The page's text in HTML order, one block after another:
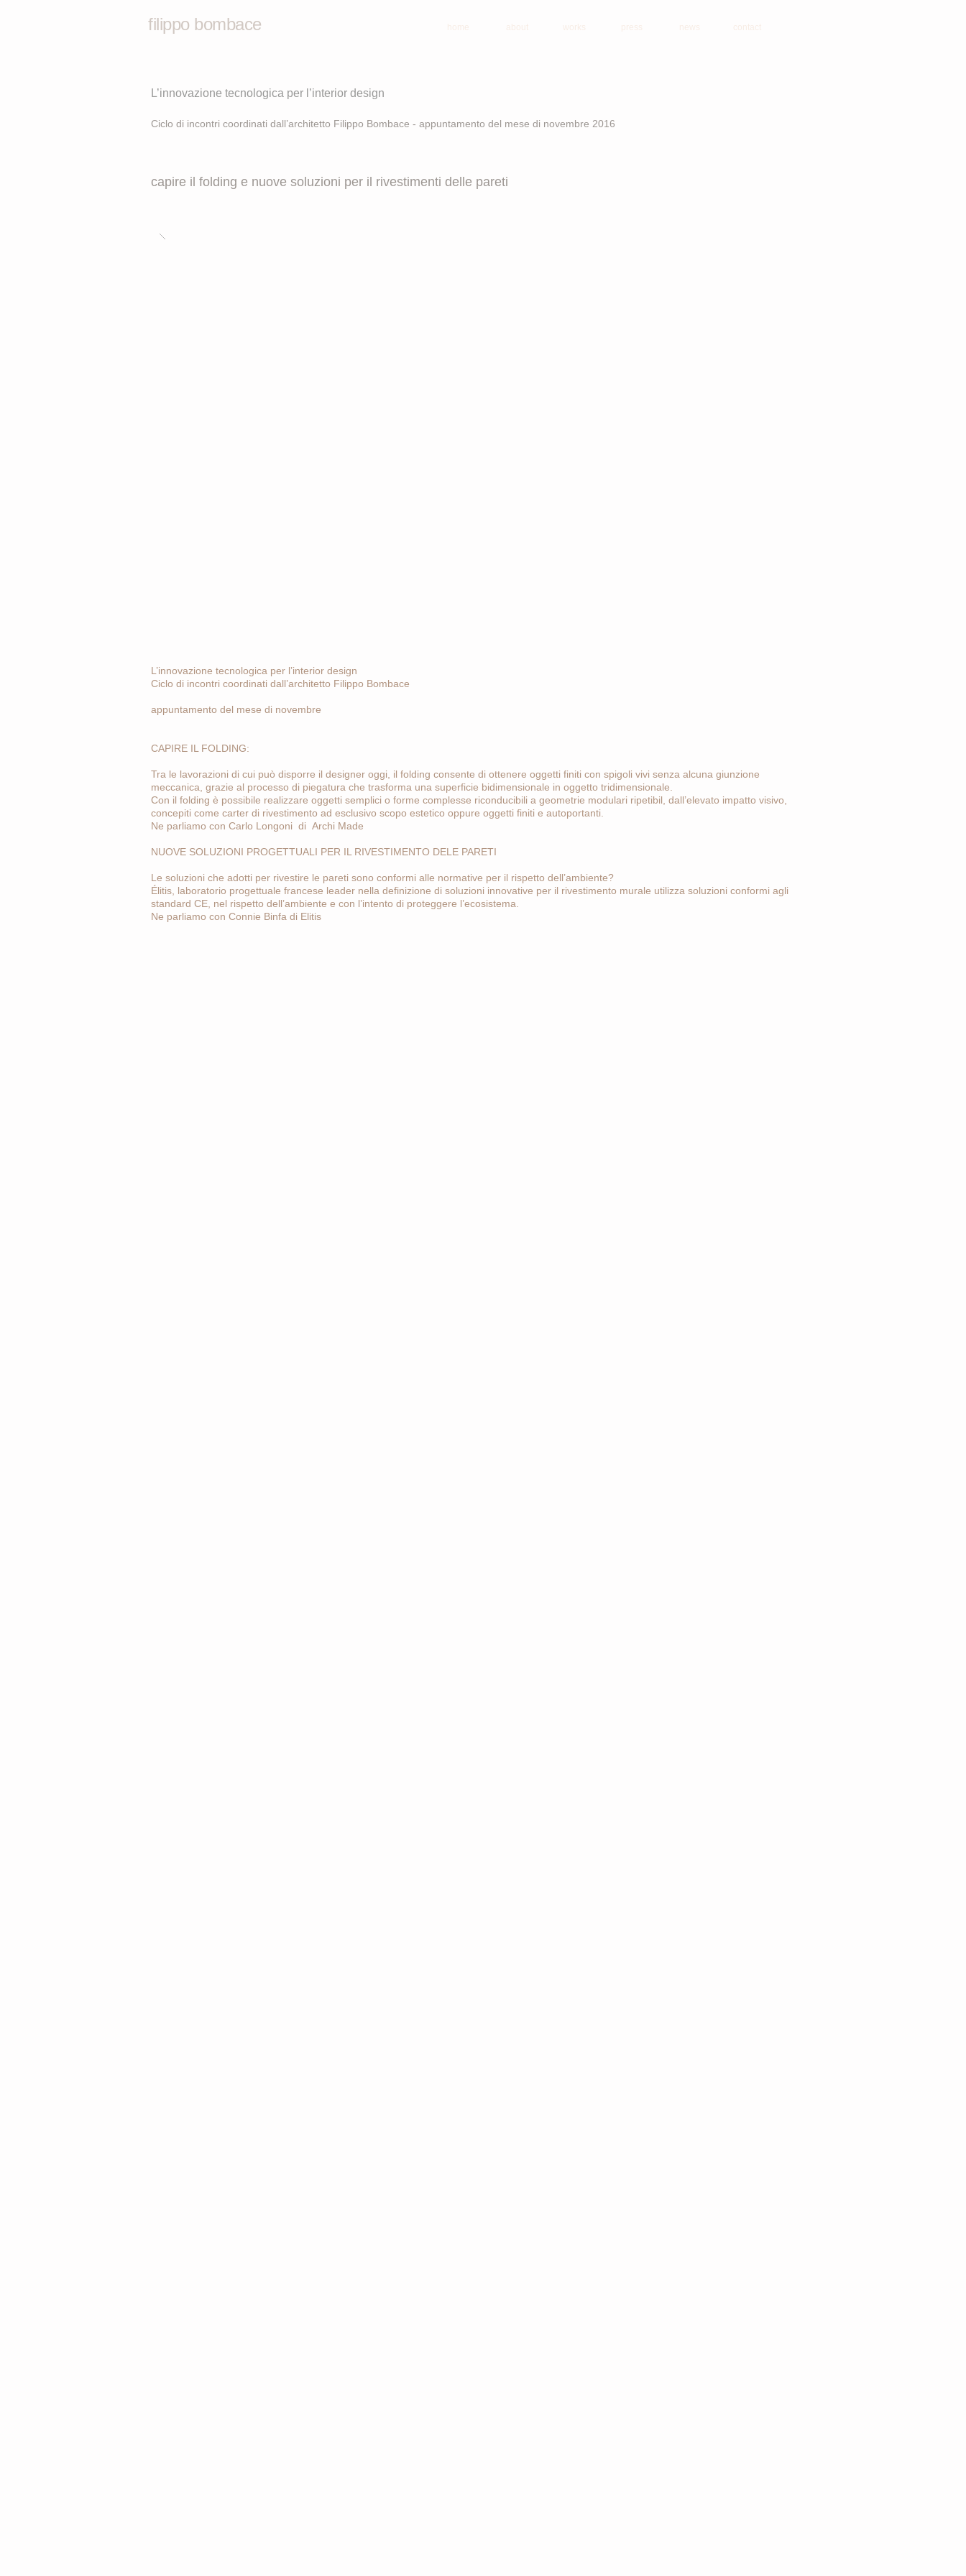
filippo bombace home about works press news contact
L’innovazione tecnologica per l’interior design
Ciclo di incontri coordinati dall’architetto Filippo Bombace - appuntamento del mese di novembre 2016
capire il folding e nuove soluzioni per il rivestimenti delle pareti
L’innovazione tecnologica per l’interior design
Ciclo di incontri coordinati dall’architetto Filippo Bombace
appuntamento del mese di novembre
CAPIRE IL FOLDING:
Tra le lavorazioni di cui può disporre il designer oggi, il folding consente di ottenere oggetti finiti con spigoli vivi senza alcuna giunzione
meccanica, grazie al processo di piegatura che trasforma una superficie bidimensionale in oggetto tridimensionale.
Con il folding è possibile realizzare oggetti semplici o forme complesse riconducibili a geometrie modulari ripetibil, dall’elevato impatto visivo,
concepiti come carter di rivestimento ad esclusivo scopo estetico oppure oggetti finiti e autoportanti.
Ne parliamo con Carlo Longoni di Archi Made
NUOVE SOLUZIONI PROGETTUALI PER IL RIVESTIMENTO DELE PARETI
Le soluzioni che adotti per rivestire le pareti sono conformi alle normative per il rispetto dell’ambiente?
Élitis, laboratorio progettuale francese leader nella definizione di soluzioni innovative per il rivestimento murale utilizza soluzioni conformi agli
standard CE, nel rispetto dell’ambiente e con l’intento di proteggere l’ecosistema.
Ne parliamo con Connie Binfa di Elitis